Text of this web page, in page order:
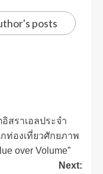
posts
สราเอลประจำ
ท่องเที่ยวศักยภาพ
over Volume”
Next: